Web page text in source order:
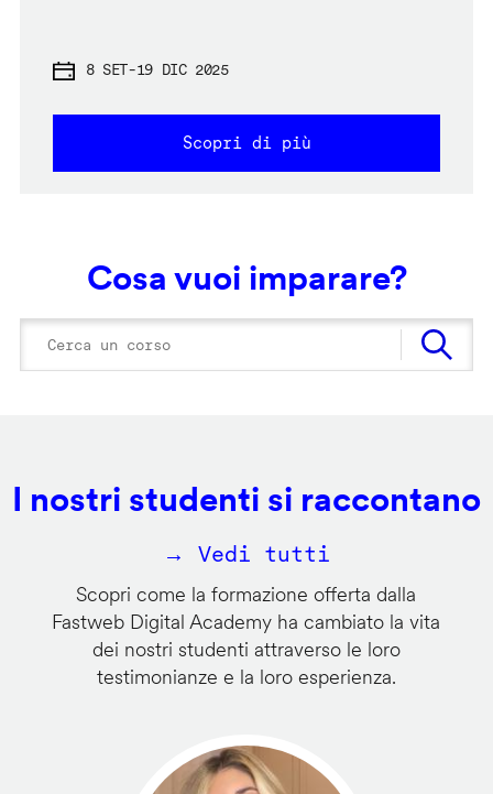
8 SET-19 DIC 2025
Scopri di più
Cosa vuoi imparare?
I nostri studenti si raccontano
→ Vedi tutti
Scopri come la formazione offerta dalla
Fastweb Digital Academy ha cambiato la vita
dei nostri studenti attraverso le loro
testimonianze e la loro esperienza.